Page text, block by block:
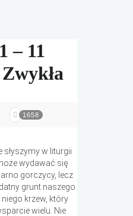
– 11
1658
słyszymy w liturgii
wydawać się
gorczycy, lecz
grunt naszego
krzew, który
wielu. Nie